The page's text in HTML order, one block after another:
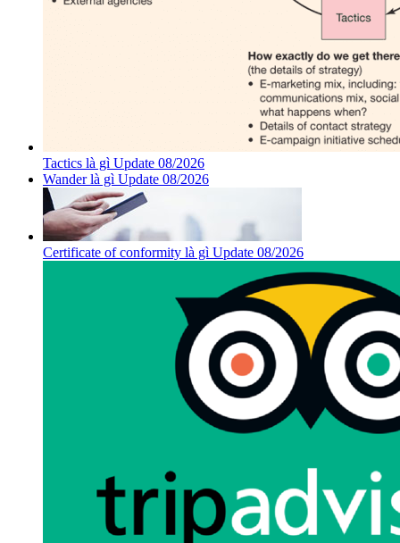
Tactics là gì Update 08/2026
Wander là gì Update 08/2026
Certificate of conformity là gì Update 08/2026